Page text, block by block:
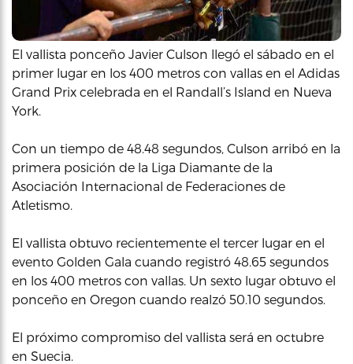
El vallista ponceño Javier Culson llegó el sábado en el
primer lugar en los 400 metros con vallas en el Adidas
Grand Prix celebrada en el Randall’s Island en Nueva
York.
Con un tiempo de 48.48 segundos, Culson arribó en la
primera posición de la Liga Diamante de la
Asociación Internacional de Federaciones de
Atletismo.
El vallista obtuvo recientemente el tercer lugar en el
evento Golden Gala cuando registró 48.65 segundos
en los 400 metros con vallas. Un sexto lugar obtuvo el
ponceño en Oregon cuando realzó 50.10 segundos.
El próximo compromiso del vallista será en octubre
en Suecia.